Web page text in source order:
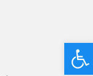
Deschide bara de unelte